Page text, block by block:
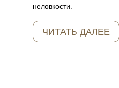
неловкости.
ЧИТАТЬ ДАЛЕЕ